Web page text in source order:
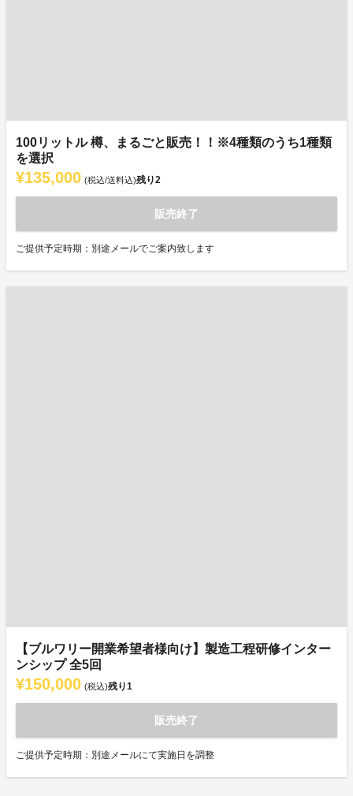
100リットル 樽、まるごと販売！！※4種類のうち1種類
を選択
¥135,000 (税込/送料込)残り2
販売終了
ご提供予定時期：別途メールでご案内致します
【ブルワリー開業希望者様向け】製造工程研修インター
ンシップ 全5回
¥150,000 (税込)残り1
販売終了
ご提供予定時期：別途メールにて実施日を調整